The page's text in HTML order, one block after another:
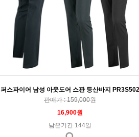
퍼스파이어 남성 아웃도어 스판 등산바지 PR3S502
판매가 : 159,000원
16,900원
남은기간 144일